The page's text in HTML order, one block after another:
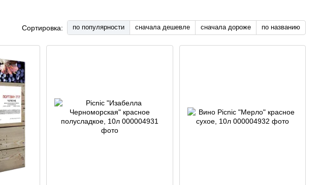
Сортировка: по популярности сначала дешевле сначала дороже по названию